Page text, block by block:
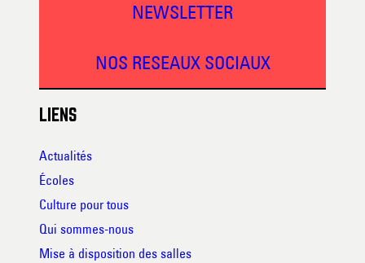
NEWSLETTER
NOS RESEAUX SOCIAUX
LIENS
Actualités
Écoles
Culture pour tous
Qui sommes-nous
Mise à disposition des salles